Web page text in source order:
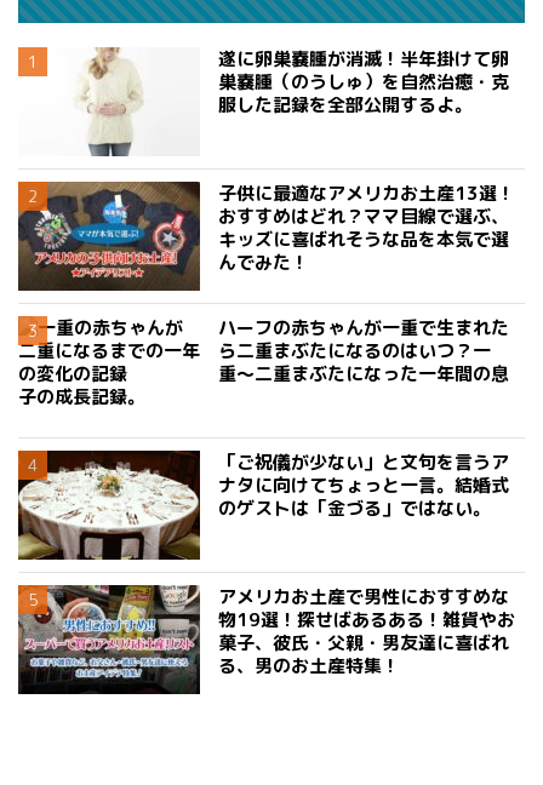
遂に卵巣嚢腫が消滅！半年掛けて卵
巣嚢腫（のうしゅ）を自然治癒・克
服した記録を全部公開するよ。
子供に最適なアメリカお土産13選！
おすすめはどれ？ママ目線で選ぶ、
キッズに喜ばれそうな品を本気で選
んでみた！
ハーフの赤ちゃんが一重で生まれた
ら二重まぶたになるのはいつ？一
重〜二重まぶたになった一年間の息
子の成長記録。
「ご祝儀が少ない」と文句を言うア
ナタに向けてちょっと一言。結婚式
のゲストは「金づる」ではない。
アメリカお土産で男性におすすめな
物19選！探せばあるある！雑貨やお
菓子、彼氏・父親・男友達に喜ばれ
る、男のお土産特集！